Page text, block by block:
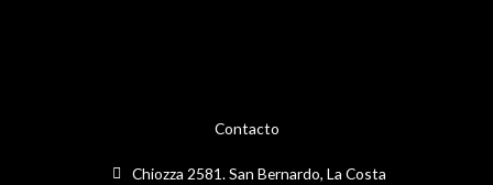
Contacto
Chiozza 2581. San Bernardo, La Costa